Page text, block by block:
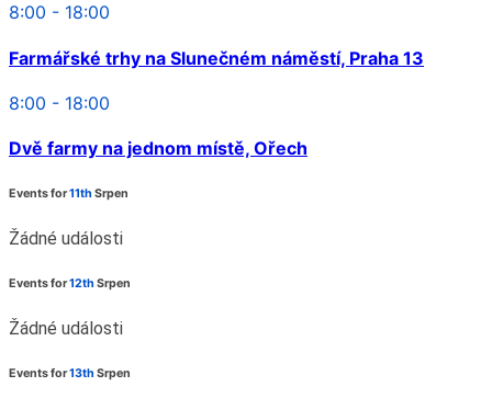
8:00 - 18:00
Farmářské trhy na Slunečném náměstí, Praha 13
8:00 - 18:00
Dvě farmy na jednom místě, Ořech
Events for11th Srpen
Žádné události
Events for12th Srpen
Žádné události
Events for13th Srpen